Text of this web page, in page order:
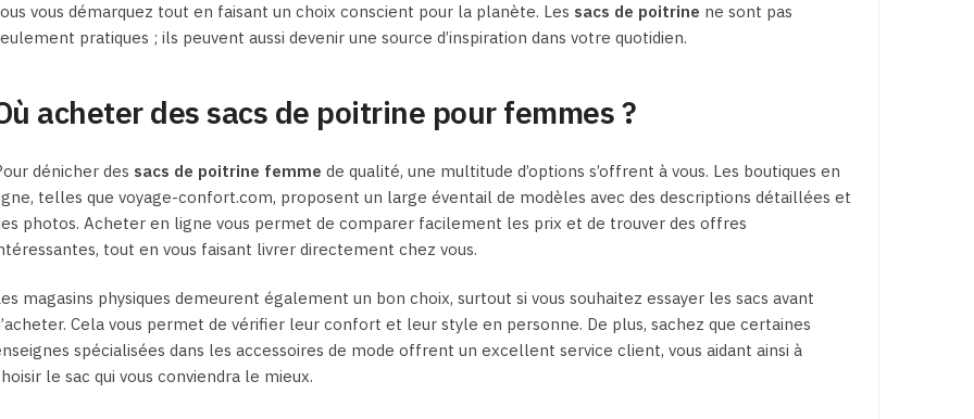
vous démarquez tout en faisant un choix conscient pour la planète. Les sacs de poitrine ne sont pas
pratiques ; ils peuvent aussi devenir une source d’inspiration dans votre quotidien.
acheter des sacs de poitrine pour femmes ?
dénicher des sacs de poitrine femme de qualité, une multitude d’options s’offrent à vous. Les boutiques en
telles que voyage-confort.com, proposent un large éventail de modèles avec des descriptions détaillées et
photos. Acheter en ligne vous permet de comparer facilement les prix et de trouver des offres
tout en vous faisant livrer directement chez vous.
magasins physiques demeurent également un bon choix, surtout si vous souhaitez essayer les sacs avant
Cela vous permet de vérifier leur confort et leur style en personne. De plus, sachez que certaines
spécialisées dans les accessoires de mode offrent un excellent service client, vous aidant ainsi à
le sac qui vous conviendra le mieux.